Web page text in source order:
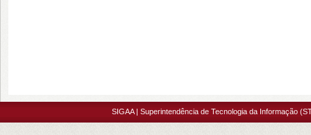
SIGAA | Superintendência de Tecnologia da Informação